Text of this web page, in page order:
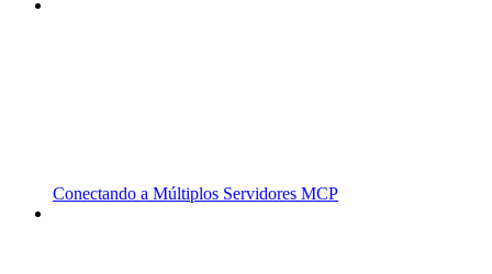
Conectando a Múltiplos Servidores MCP